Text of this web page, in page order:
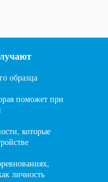
образца
поможет при
которые
личность